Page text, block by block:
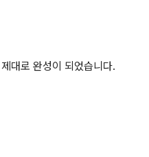
대로 완성이 되었습니다.